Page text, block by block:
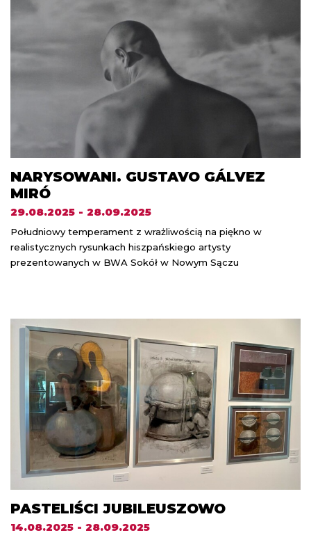
NARYSOWANI. GUSTAVO GÁLVEZ
MIRÓ
29.08.2025 - 28.09.2025
Południowy temperament z wrażliwością na piękno w
realistycznych rysunkach hiszpańskiego artysty
prezentowanych w BWA Sokół w Nowym Sączu
PASTELIŚCI JUBILEUSZOWO
14.08.2025 - 28.09.2025